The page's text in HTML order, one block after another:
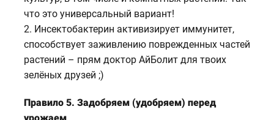
что это универсальный вариант!
2. Инсектобактерин активизирует иммунитет,
способствует заживлению поврежденных частей
растений – прям доктор АйБолит для твоих
зелёных друзей ;)
Правило 5. Задобряем (удобряем) перед